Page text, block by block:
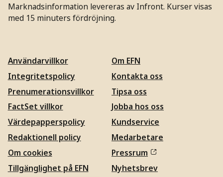
Marknadsinformation levereras av Infront. Kurser visas
med 15 minuters fördröjning.
Användarvillkor
Integritetspolicy
Prenumerationsvillkor
FactSet villkor
Värdepapperspolicy
Redaktionell policy
Om cookies
Tillgänglighet på EFN
Om EFN
Kontakta oss
Tipsa oss
Jobba hos oss
Kundservice
Medarbetare
Pressrum
Nyhetsbrev